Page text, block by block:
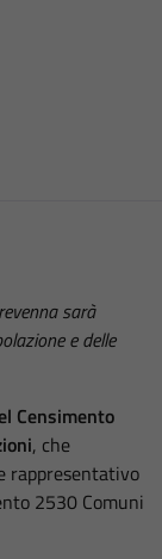
sarà
e delle
Censimento
, che
rappresentativo
2530 Comuni